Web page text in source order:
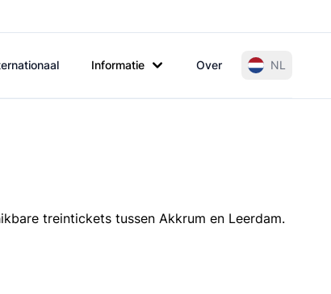
Informatie Over NL
treintickets tussen Akkrum en Leerdam.